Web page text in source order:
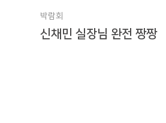
박람회
신채민 실장님 완전 짱짱